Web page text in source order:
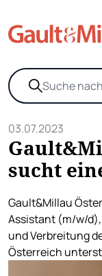
03.07.2023
sucht
Gault&Millau
Assistant (m/w/
und Verbreitung
Österreich